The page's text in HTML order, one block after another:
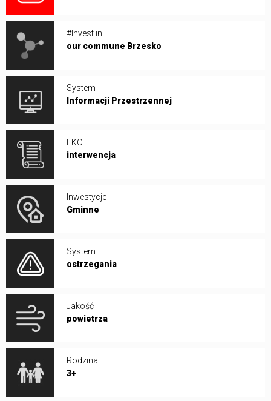
#Invest in
our commune Brzesko
System
Informacji Przestrzennej
EKO
interwencja
Inwestycje
Gminne
System
ostrzegania
Jakość
powietrza
Rodzina
3+